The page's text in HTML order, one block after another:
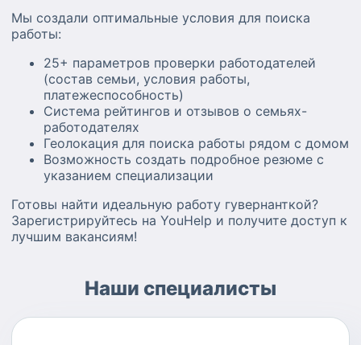
Мы создали оптимальные условия для поиска
работы:
25+ параметров проверки работодателей
(состав семьи, условия работы,
платежеспособность)
Система рейтингов и отзывов о семьях-
работодателях
Геолокация для поиска работы рядом с домом
Возможность создать подробное резюме с
указанием специализации
Готовы найти идеальную работу гувернанткой?
Зарегистрируйтесь на YouHelp и получите доступ к
лучшим вакансиям!
Наши специалисты